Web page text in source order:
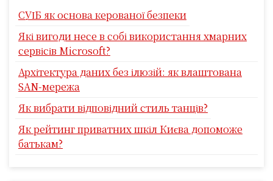
СУІБ як основа керованої безпеки
Які вигоди несе в собі використання хмарних
сервісів Microsoft?
Архітектура даних без ілюзій: як влаштована
SAN-мережа
Як вибрати відповідний стиль танців?
Як рейтинг приватних шкіл Києва допоможе
батькам?